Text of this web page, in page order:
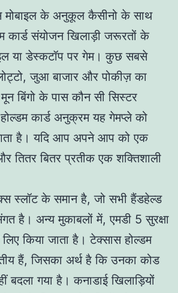
के अनुकूल कैसीनो के साथ
कार्ड संयोजन खिलाड़ी जरूरतों के
या डेस्कटॉप पर गेम। कुछ सबसे
जुआ बाजार और पोकीज़ का
बिंगो के पास कौन सी सिस्टर
कार्ड अनुक्रम यह गेमप्ले को
है। यदि आप अपने आप को एक
तितर बितर प्रतीक एक शक्तिशाली
स्लॉट के समान है, जो सभी हैंडहेल्ड
है। अन्य मुकाबलों में, एमडी 5 सुरक्षा
किया जाता है। टेक्सास होल्डम
हैं, जिसका अर्थ है कि उनका कोड
बदला गया है। कनाडाई खिलाड़ियों